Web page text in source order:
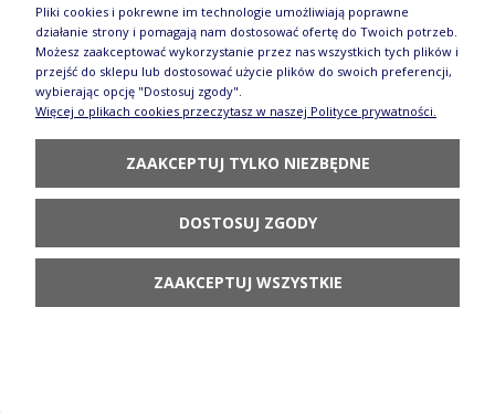
Miska Ø 10 cm Ceramika Artystyczna Bolesławiec
M558 dek2414X
POWIADOM O
DOSTĘPNOŚCI
Talerz Ceramika Artystyczna Bolesławiec
Pliki cookies i pokrewne im technologie umożliwiają poprawne
działanie strony i pomagają nam dostosować ofertę do Twoich potrzeb.
Możesz zaakceptować wykorzystanie przez nas wszystkich tych plików i
przejść do sklepu lub dostosować użycie plików do swoich preferencji,
wybierając opcję "Dostosuj zgody".
Więcej o plikach cookies przeczytasz w naszej Polityce prywatności.
ZAAKCEPTUJ TYLKO NIEZBĘDNE
DOSTOSUJ ZGODY
ZAAKCEPTUJ WSZYSTKIE